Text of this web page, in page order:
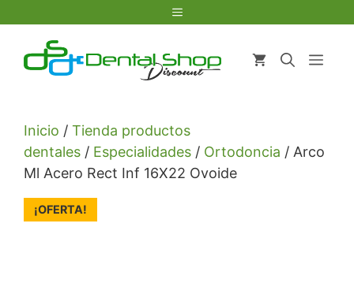
contenido
Menú
Inicio / Tienda productos
dentales / Especialidades / Ortodoncia / Arco
Ml Acero Rect Inf 16X22 Ovoide
¡OFERTA!